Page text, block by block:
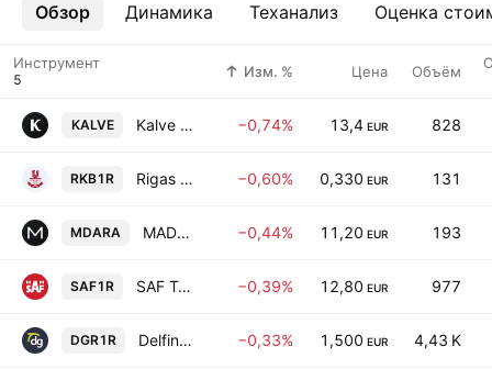
Обзор Динамика Теханализ Оценка
Ещё
Инструмент Изм. % Цена Объём
KALVE Kalve Coffee AS −0,74% 13,4 EUR 828
RKB1R Rigas Kugu Buvetava JSC −0,60% 0,330 EUR 131
MDARA MADARA Cosmetics AS −0,44% 11,20 EUR 193
SAF1R SAF Tehnika A/S −0,39% 12,80 EUR 977
DGR1R DelfinGroup AS −0,33% 1,500 EUR 4,43 K